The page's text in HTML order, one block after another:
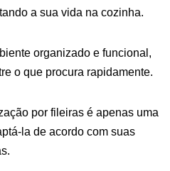
a sua vida na cozinha.
organizado e funcional,
o que procura rapidamente.
por fileiras é apenas uma
la de acordo com suas